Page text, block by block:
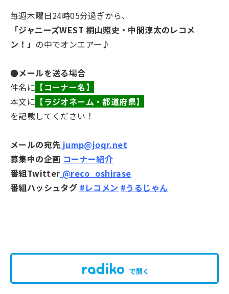
毎週木曜日24時05分過ぎから、
「ジャニーズWEST 桐山照史・中間淳太のレコメ
ン！」 の中でオンエアー♪
●メールを送る場合
件名に 【コーナー名】
本文に 【ラジオネーム・都道府県】
を記載してください！
メールの宛先 jump@joqr.net
募集中の企画 コーナー紹介
番組Twitter @reco_oshirase
番組ハッシュタグ #レコメン #うるじゃん
で開く